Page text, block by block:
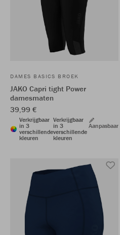
DAMES BASICS BROEK
JAKO Capri tight Power
damesmaten
39,99 €
Verkrijgbaar
in 3
verschillende
kleuren
Verkrijgbaar
in 3
verschillende
kleuren
Aanpasbaar